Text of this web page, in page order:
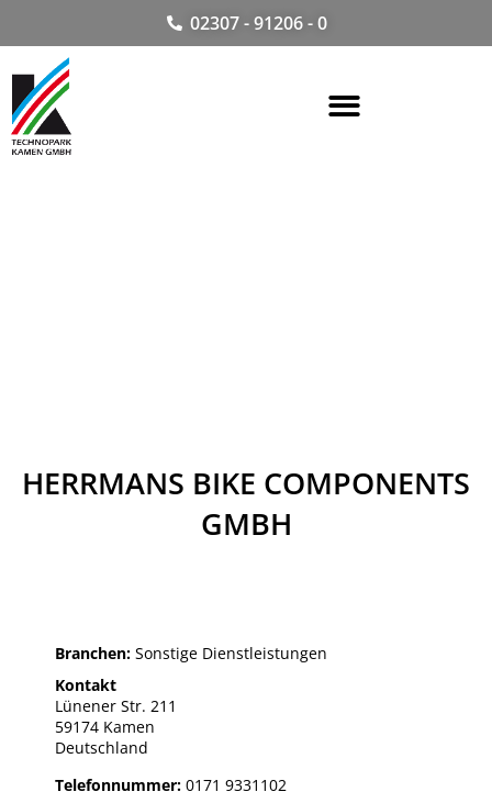
02307 - 91206 - 0
HERRMANS BIKE COMPONENTS
GMBH
Branchen: Sonstige Dienstleistungen
Kontakt
Lünener Str. 211
59174 Kamen
Deutschland
Telefonnummer: 0171 9331102